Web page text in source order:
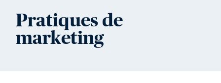
Pratiques de
marketing